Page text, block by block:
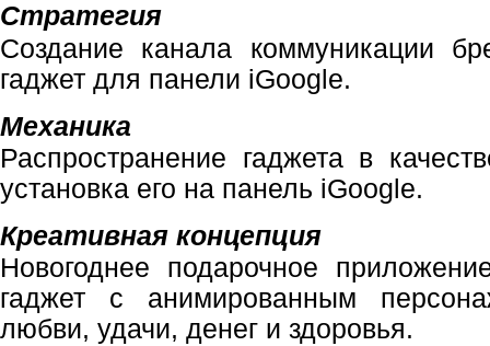
Стратегия
Создание канала коммуникации
гаджет для панели iGoogle.
Механика
Распространение гаджета в
установка его на панель iGoogle.
Креативная концепция
Новогоднее подарочное
гаджет с анимированным
любви, удачи, денег и здоровья.